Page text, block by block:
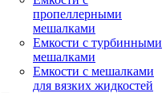
пропеллерными
мешалками
Емкости с турбинными
мешалками
Емкости с мешалками
для вязких жидкостей